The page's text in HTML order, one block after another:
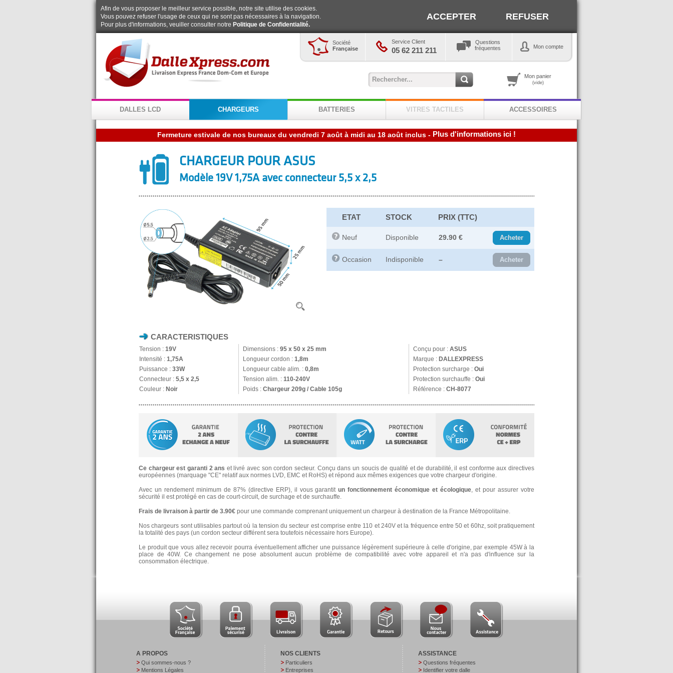
Afin de vous proposer le meilleur service possible, notre site utilise des cookies.
Vous pouvez refuser l'usage de ceux qui ne sont pas nécessaires à la navigation.
Pour plus d'informations, veuiller consulter notre Politique de Confidentialité.
ACCEPTER REFUSER
Société
Française
Service Client
05 62 211 211
Questions
fréquentes
Mon compte
Mon panier
(vide)
DALLES LCD CHARGEURS BATTERIES VITRES TACTILES ACCESSOIRES
- Plus d'informations ici !
CHARGEUR POUR ASUS
Modèle 19V 1,75A avec connecteur 5,5 x 2,5
ETAT STOCK PRIX (TTC)
Neuf Disponible 29.90 € Acheter
Occasion Indisponible – Acheter
CARACTERISTIQUES
Tension : 19V Dimensions : 95 x 50 x 25 mm Conçu pour : ASUS
Intensité : 1,75A Longueur cordon : 1,8m Marque : DALLEXPRESS
Puissance : 33W Longueur cable alim. : 0,8m Protection surcharge : Oui
Connecteur : 5,5 x 2,5 Tension alim. : 110-240V Protection surchauffe : Oui
Couleur : Noir Poids : Chargeur 209g / Cable 105g Référence : CH-8077
Ce chargeur est garanti 2 ans et livré avec son cordon secteur. Conçu dans un soucis de qualité et de durabilité, il est conforme aux directives
européennes (marquage "CE" relatif aux normes LVD, EMC et RoHS) et répond aux mêmes exigences que votre chargeur d'origine.
Avec un rendement minimum de 87% (directive ERP), il vous garantitun fonctionnement économique et écologique, et pour assurer votre
sécurité il est protégé en cas de court-circuit, de surchage et de surchauffe.
Frais de livraison à partir de 3.90€ pour une commande comprenant uniquement un chargeur à destination de la France Métropolitaine.
Nos chargeurs sont utilisables partout où la tension du secteur est comprise entre 110 et 240V et la fréquence entre 50 et 60hz, soit pratiquement
la totalité des pays (un cordon secteur différent sera toutefois nécessaire hors Europe).
Le produit que vous allez recevoir pourra éventuellement afficher une puissance légèrement supérieure à celle d'origine, par exemple 45W à la
place de 40W. Ce changement ne pose absolument aucun problème de compatibilité avec votre appareil et n'a pas d'influence sur la
consommation électrique.
A PROPOS
Qui sommes-nous ?
Mentions Légales
NOS CLIENTS
Particuliers
Entreprises
ASSISTANCE
Questions fréquentes
Identifier votre dalle